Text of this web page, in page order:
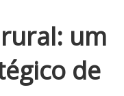
um
de